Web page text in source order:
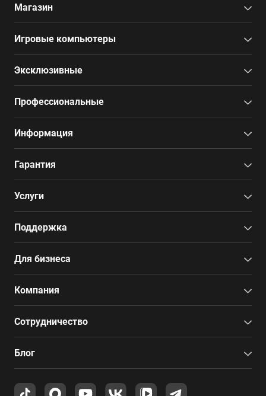
Магазин
Игровые компьютеры
Эксклюзивные
Профессиональные
Информация
Гарантия
Услуги
Поддержка
Для бизнеса
Компания
Сотрудничество
Блог